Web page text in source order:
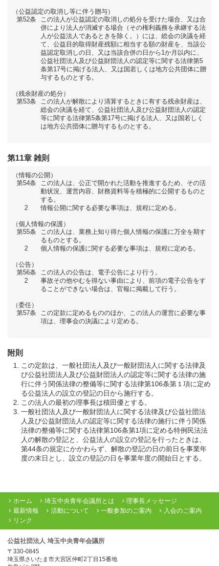
（公益認定の取消し等に伴う贈与）
第52条
この法人が公益認定の取消しの処分を受けた場合、又は合
併により法人が消滅する場合（その権利義務を承継する法
人が公益法人であるときを除く。）には、総会の決議を経
て、公益目的取得財産残額に相当する額の財産を、当該公
益認定取消しの日、又は当該合併の日から1か月以内に、
公益社団法人及び公益財団法人の認定等に関する法律第5
条第17号に掲げる法人、又は国若しくは地方公共団体に贈
与するものとする。
（残余財産の処分）
第53条
この法人が解散により清算するときに有する残余財産は、
総会の決議を経て、公益社団法人及び公益財団法人の認定
等に関する法律第5条第17号に掲げる法人、又は国若しく
は地方公共団体に贈与するものとする。
第11章 雑則
（情報の公開）
第54条
この法人は、公正で開かれた活動を推進するため、その活
動状況、運営内容、財務資料等を積極的に公開するものと
する。
2
情報公開に関する必要な事項は、規程に定める。
（個人情報の保護）
第55条
この法人は、業務上知り得た個人情報の保護に万全を期す
るものとする。
2
個人情報の保護に関する必要な事項は、規程に定める。
（公告）
第56条
この法人の公告は、電子公告により行う。
2
事故その他やむを得ない事由により、前項の電子公告をす
ることができない場合は、官報に掲載して行う。
（委任）
第57条
この定款に定めるもののほか、この法人の運営に必要な事
項は、理事会の決議により定める。
附則
この定款は、一般社団法人及び一般財団法人に関する法律及
び公益社団法人及び公益財団法人の認定等に関する法律の施
行に伴う関係法律の整備等に関する法律第106条第１項に定め
る公益法人の設立の登記の日から施行する。
この法人の最初の理事長は積田優とする。
一般社団法人及び一般財団法人に関する法律及び公益社団法
人及び公益財団法人の認定等に関する法律の施行に伴う関係
法律の整備等に関する法律第106条第1項に定める特例民法法
人の解散の登記と、公益法人の設立の登記を行ったときは、
第44条の規定にかかわらず、解散の登記の日の前日を事業年
度の末日とし、設立の登記の日を事業年度の開始日とする。
ホーム 埼玉中央青年会議所とは
理事長メッセージ
最新情報
活動について 一般参加のご案内
入会のご案内
リンク
公益社団法人 埼玉中央青年会議所
〒330-0845
埼玉県さいたま市大宮区仲町2丁目15番地